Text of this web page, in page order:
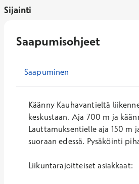
Sijainti
Saapumisohjeet
Saapuminen
Käänny Kauhavantieltä
keskustaan. Aja 700 m ja
Lauttamuksentielle aja 150 m
suoraan edessä. Pysäköinti
Liikuntarajoitteiset asiakkaat: